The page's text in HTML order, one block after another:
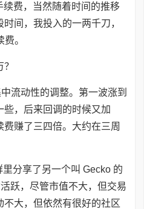
费，当然随着时间的推移
间，我投入的一两千刀，
。
流动性的调整。第一波涨到
，后来回调的时候又加
赚了三四倍。大约在三周
分享了另一个叫 Gecko 的
跃，尽管市值不大，但交易
大，但依然有很好的社区